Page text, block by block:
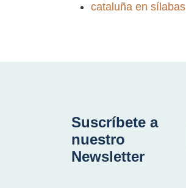
cataluña en sílabas
Suscríbete a
nuestro
Newsletter